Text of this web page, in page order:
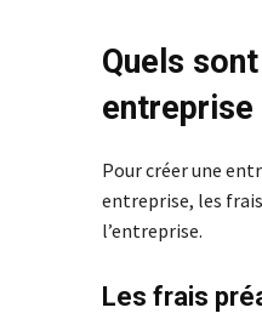
Quels
entreprise
Pour créer une
entreprise, les
l’entreprise.
Les frais